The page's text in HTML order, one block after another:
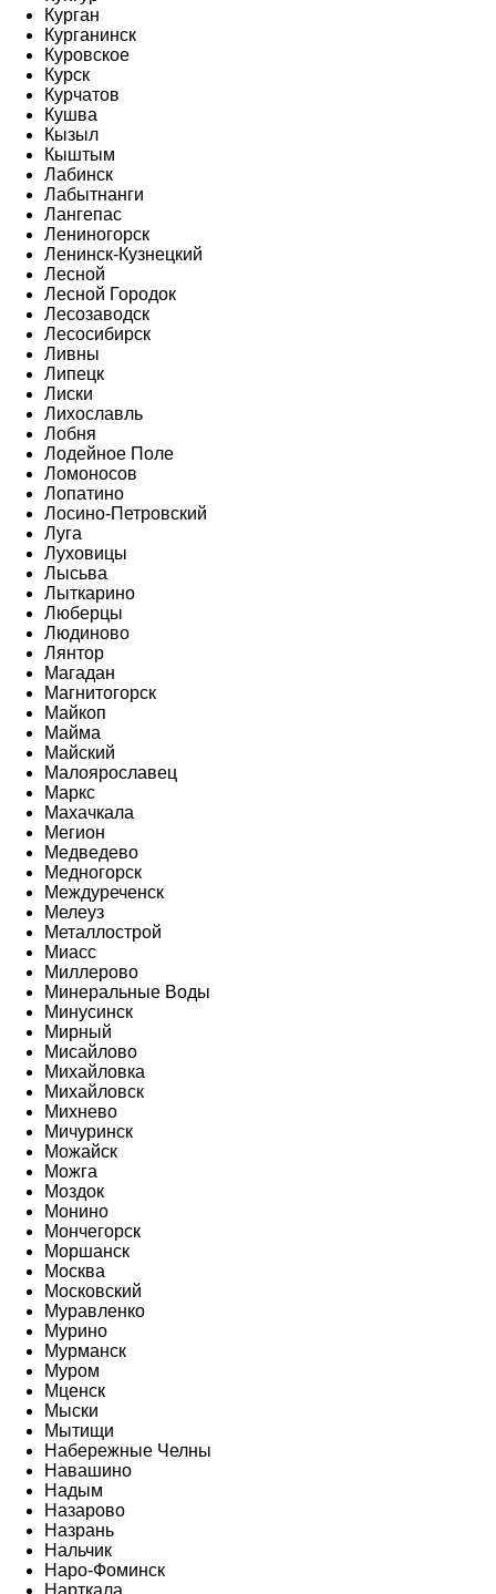
Курган
Курганинск
Куровское
Курск
Курчатов
Кушва
Кызыл
Кыштым
Лабинск
Лабытнанги
Лангепас
Лениногорск
Ленинск-Кузнецкий
Лесной
Лесной Городок
Лесозаводск
Лесосибирск
Ливны
Липецк
Лиски
Лихославль
Лобня
Лодейное Поле
Ломоносов
Лопатино
Лосино-Петровский
Луга
Луховицы
Лысьва
Лыткарино
Люберцы
Людиново
Лянтор
Магадан
Магнитогорск
Майкоп
Майма
Майский
Малоярославец
Маркс
Махачкала
Мегион
Медведево
Медногорск
Междуреченск
Мелеуз
Металлострой
Миасс
Миллерово
Минеральные Воды
Минусинск
Мирный
Мисайлово
Михайловка
Михайловск
Михнево
Мичуринск
Можайск
Можга
Моздок
Монино
Мончегорск
Моршанск
Москва
Московский
Муравленко
Мурино
Мурманск
Муром
Мценск
Мыски
Мытищи
Набережные Челны
Навашино
Надым
Назарово
Назрань
Нальчик
Наро-Фоминск
Нарткала